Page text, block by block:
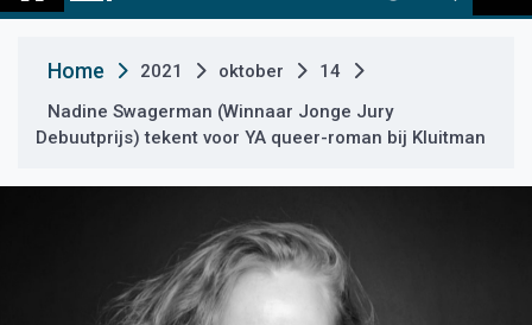
t
Home 2021 oktober
14
Nadine Swagerman (Winnaar Jonge Jury
Debuutprijs) tekent voor YA queer-roman bij Kluitman